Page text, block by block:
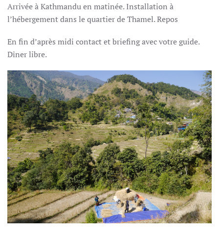
Arrivée à Kathmandu en matinée. Installation à
l’hébergement dans le quartier de Thamel. Repos
En fin d’après midi contact et briefing avec votre guide.
Dîner libre.